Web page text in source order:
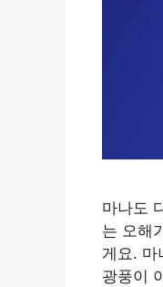
마나도
는 오해
게요. 마
광풍이